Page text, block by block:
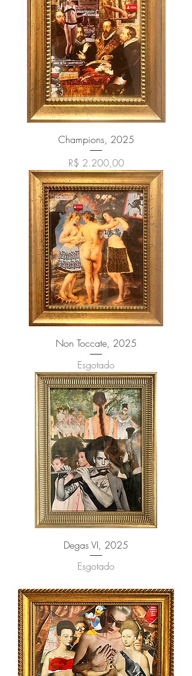
Champions, 2025
Preço
R$ 2.200,00
Non Toccate, 2025
Esgotado
Degas VI, 2025
Esgotado